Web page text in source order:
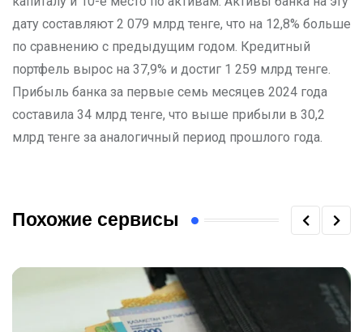
дату составляют 2 079 млрд тенге, что на 12,8% больше
по сравнению с предыдущим годом. Кредитный
портфель вырос на 37,9% и достиг 1 259 млрд тенге.
Прибыль банка за первые семь месяцев 2024 года
составила 34 млрд тенге, что выше прибыли в 30,2
млрд тенге за аналогичный период прошлого года.
Похожие сервисы